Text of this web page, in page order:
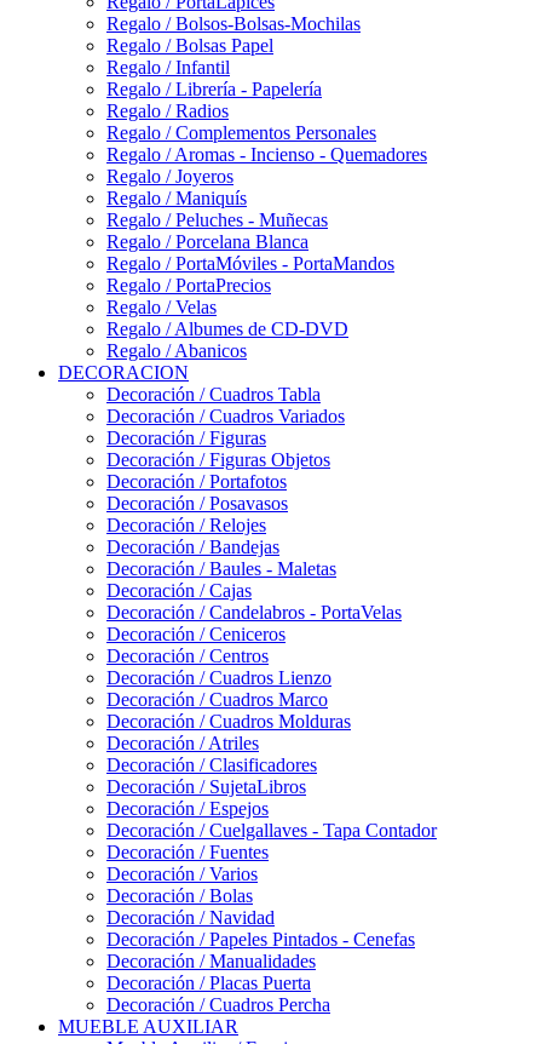
Regalo / Bolsos-Bolsas-Mochilas
Regalo / Bolsas Papel
Regalo / Infantil
Regalo / Librería - Papelería
Regalo / Radios
Regalo / Complementos Personales
Regalo / Aromas - Incienso - Quemadores
Regalo / Joyeros
Regalo / Maniquís
Regalo / Peluches - Muñecas
Regalo / Porcelana Blanca
Regalo / PortaMóviles - PortaMandos
Regalo / PortaPrecios
Regalo / Velas
Regalo / Albumes de CD-DVD
Regalo / Abanicos
DECORACION
Decoración / Cuadros Tabla
Decoración / Cuadros Variados
Decoración / Figuras
Decoración / Figuras Objetos
Decoración / Portafotos
Decoración / Posavasos
Decoración / Relojes
Decoración / Bandejas
Decoración / Baules - Maletas
Decoración / Cajas
Decoración / Candelabros - PortaVelas
Decoración / Ceniceros
Decoración / Centros
Decoración / Cuadros Lienzo
Decoración / Cuadros Marco
Decoración / Cuadros Molduras
Decoración / Atriles
Decoración / Clasificadores
Decoración / SujetaLibros
Decoración / Espejos
Decoración / Cuelgallaves - Tapa Contador
Decoración / Fuentes
Decoración / Varios
Decoración / Bolas
Decoración / Navidad
Decoración / Papeles Pintados - Cenefas
Decoración / Manualidades
Decoración / Placas Puerta
Decoración / Cuadros Percha
MUEBLE AUXILIAR